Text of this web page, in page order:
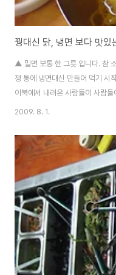
꿩대신 닭, 냉면 보다 맛있
▲ 밀면 보통 한 그릇 입니다. 참
쟁 통에 냉면대신 만들어 먹기 시
이북에서 내려온 사람들이 사람
쟁통에 메밀을 구할 수 없었기 때
서 가야에서 문을 연 밀면집에서
지금처럼 대중화 된 음식이 되었
는 집이 있습니다. 역사가 얼마나
동생이 학창시절부터 있었다고
전동에 있는 이 집은 맛..
2009. 8. 1.